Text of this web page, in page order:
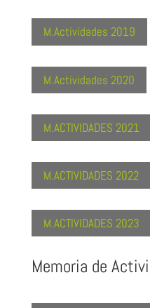
M.Actividades 2019
M.Actividades 2020
M.ACTIVIDADES 2021
M.ACTIVIDADES 2022
M.ACTIVIDADES 2023
Memoria de